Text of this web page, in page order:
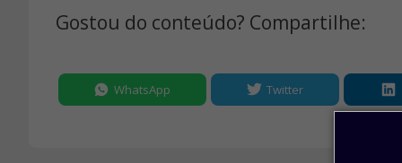
Gostou do conteúdo? Compartilhe:
WhatsApp Twitter